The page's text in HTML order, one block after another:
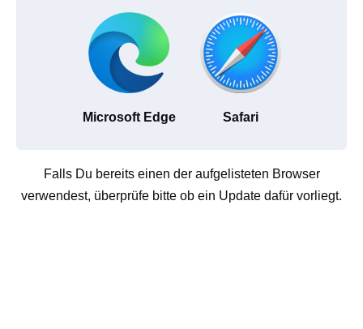
Microsoft Edge Safari
Falls Du bereits einen der aufgelisteten Browser
verwendest, überprüfe bitte ob ein Update dafür vorliegt.